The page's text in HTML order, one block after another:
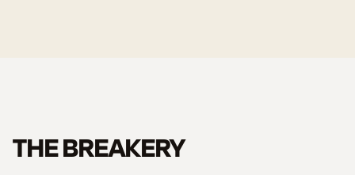
THE BREAKERY